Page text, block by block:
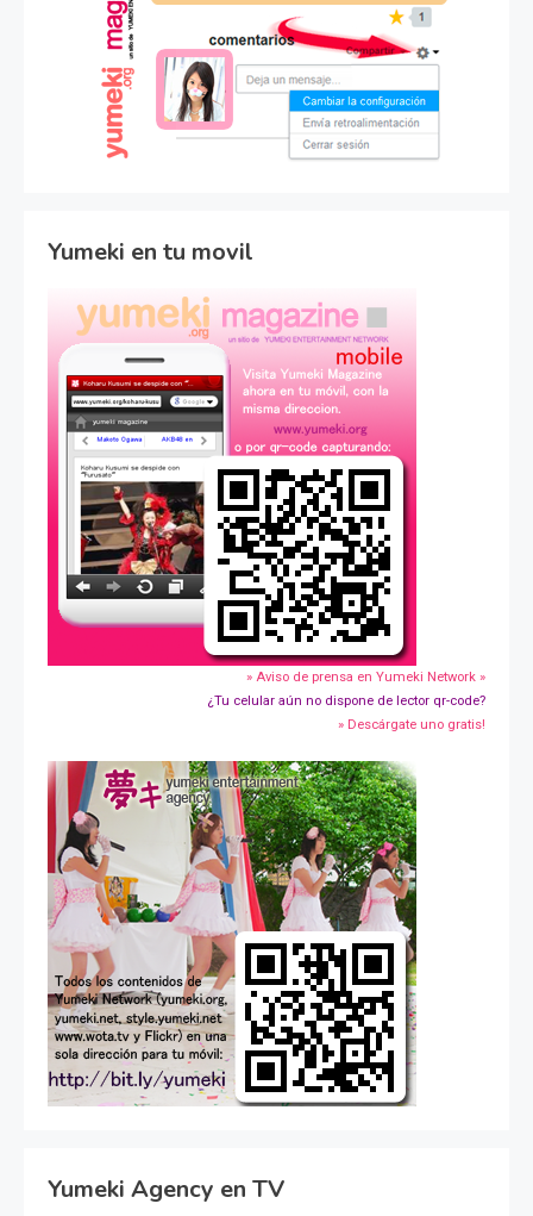
Yumeki en tu movil
» Aviso de prensa en Yumeki Network »
¿Tu celular aún no dispone de lector qr-code?
» Descárgate uno gratis!
Yumeki Agency en TV